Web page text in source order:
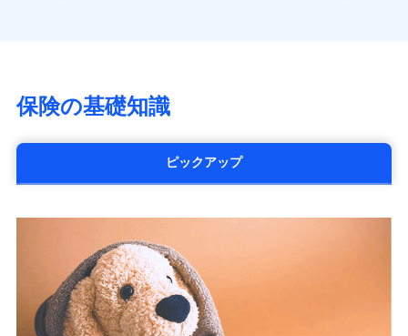
太陽生命保険株式会社（https://www.taiyo-
チューリッヒ生命保険株式会社
（https://www.zurichlife.co.jp/）
東京海上日動あんしん生命保険株式会社
（https://www.nanairolife.co.jp/）
日本生命保険相互会社
（https://www.nissay.co.jp）
はなさく生命保険株式会社
（https://www.life8739.co.jp/）
保険の基礎知識
ピックアップ